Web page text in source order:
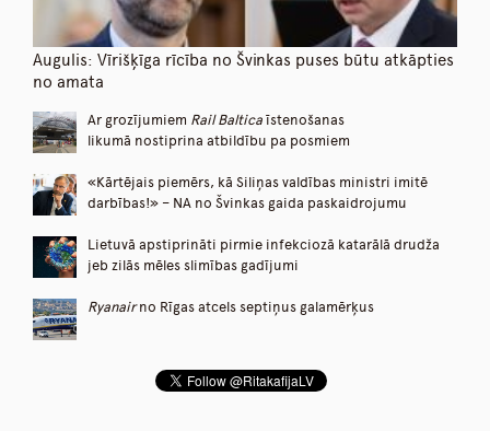
Augulis: Vīrišķīga rīcība no Švinkas puses būtu atkāpties
no amata
Ar grozījumiem Rail Baltica īstenošanas
likumā nostiprina atbildību pa posmiem
«Kārtējais piemērs, kā Siliņas valdības ministri imitē
darbības!» – NA no Švinkas gaida paskaidrojumu
Lietuvā apstiprināti pirmie infekciozā katarālā drudža
jeb zilās mēles slimības gadījumi
Ryanairno Rīgas atcels septiņus galamērķus